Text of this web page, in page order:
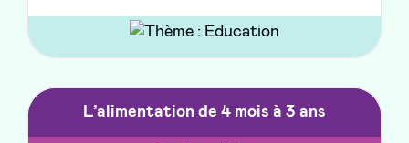
L’alimentation de 4 mois à 3 ans